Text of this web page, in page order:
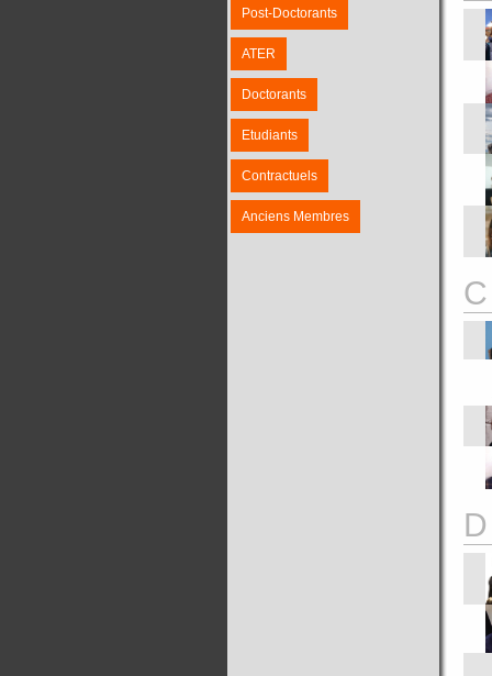
Post-Doctorants
ATER
Doctorants
Etudiants
Contractuels
Anciens Membres
C
D